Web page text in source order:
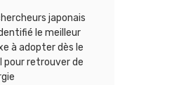
japonais
le meilleur
à adopter dès le
pour retrouver de